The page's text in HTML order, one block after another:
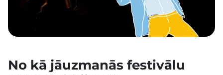
No kā jāuzmanās festivālu